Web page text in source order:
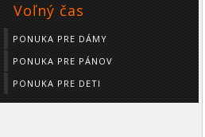
Voľný čas
PONUKA PRE DÁMY
PONUKA PRE PÁNOV
PONUKA PRE DETI